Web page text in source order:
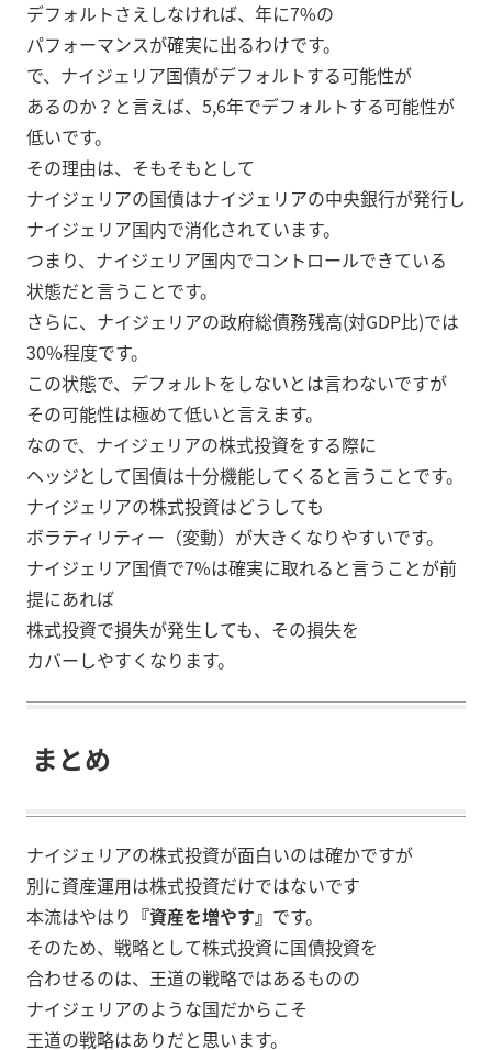
デフォルトさえしなければ、年に7%の
パフォーマンスが確実に出るわけです。
で、ナイジェリア国債がデフォルトする可能性が
あるのか？と言えば、5,6年でデフォルトする可能性が
低いです。
その理由は、そもそもとして
ナイジェリアの国債はナイジェリアの中央銀行が発行し
ナイジェリア国内で消化されています。
つまり、ナイジェリア国内でコントロールできている
状態だと言うことです。
さらに、ナイジェリアの政府総債務残高(対GDP比)では
30%程度です。
この状態で、デフォルトをしないとは言わないですが
その可能性は極めて低いと言えます。
なので、ナイジェリアの株式投資をする際に
ヘッジとして国債は十分機能してくると言うことです。
ナイジェリアの株式投資はどうしても
ボラティリティー（変動）が大きくなりやすいです。
ナイジェリア国債で7%は確実に取れると言うことが前
提にあれば
株式投資で損失が発生しても、その損失を
カバーしやすくなります。
まとめ
ナイジェリアの株式投資が面白いのは確かですが
別に資産運用は株式投資だけではないです
本流はやはり 『資産を増やす』 です。
そのため、戦略として株式投資に国債投資を
合わせるのは、王道の戦略ではあるものの
ナイジェリアのような国だからこそ
王道の戦略はありだと思います。